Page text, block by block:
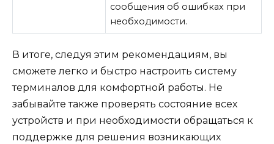
сообщения об ошибках при
необходимости.
В итоге, следуя этим рекомендациям, вы
сможете легко и быстро настроить систему
терминалов для комфортной работы. Не
забывайте также проверять состояние всех
устройств и при необходимости обращаться к
поддержке для решения возникающих